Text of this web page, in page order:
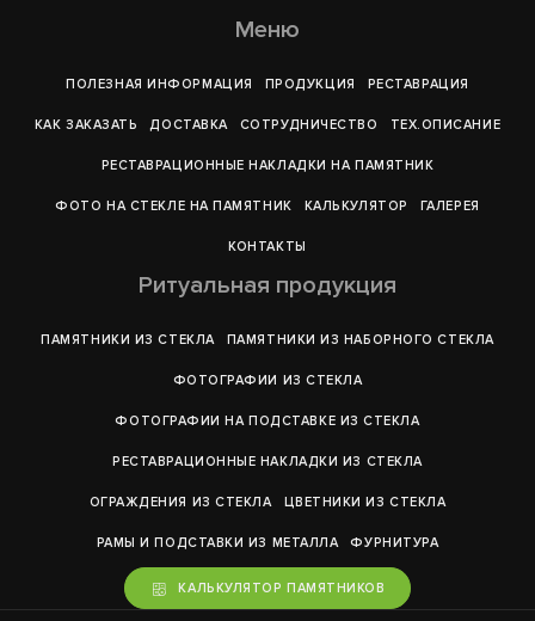
Меню
ПОЛЕЗНАЯ ИНФОРМАЦИЯ ПРОДУКЦИЯ РЕСТАВРАЦИЯ
КАК ЗАКАЗАТЬ ДОСТАВКА СОТРУДНИЧЕСТВО ТЕХ.ОПИСАНИЕ
РЕСТАВРАЦИОННЫЕ НАКЛАДКИ НА ПАМЯТНИК
ФОТО НА СТЕКЛЕ НА ПАМЯТНИК КАЛЬКУЛЯТОР ГАЛЕРEЯ
КОНТАКТЫ
Ритуальная продукция
ПАМЯТНИКИ ИЗ СТЕКЛА ПАМЯТНИКИ ИЗ НАБОРНОГО СТЕКЛА
ФОТОГРАФИИ ИЗ СТЕКЛА
ФОТОГРАФИИ НА ПОДСТАВКЕ ИЗ СТЕКЛА
РЕСТАВРАЦИОННЫЕ НАКЛАДКИ ИЗ СТЕКЛА
ОГРАЖДЕНИЯ ИЗ СТЕКЛА ЦВЕТНИКИ ИЗ СТЕКЛА
РАМЫ И ПОДСТАВКИ ИЗ МЕТАЛЛА ФУРНИТУРА
КАЛЬКУЛЯТОР ПАМЯТНИКОВ